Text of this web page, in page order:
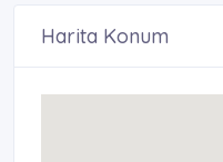
Harita Konum